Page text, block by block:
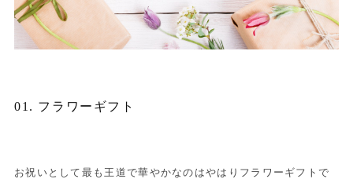
01. フラワーギフト
お祝いとして最も王道で華やかなのはやはりフラワーギフトで